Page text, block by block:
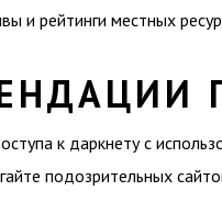
и рейтинги местных
к даркнету с
подозрительных